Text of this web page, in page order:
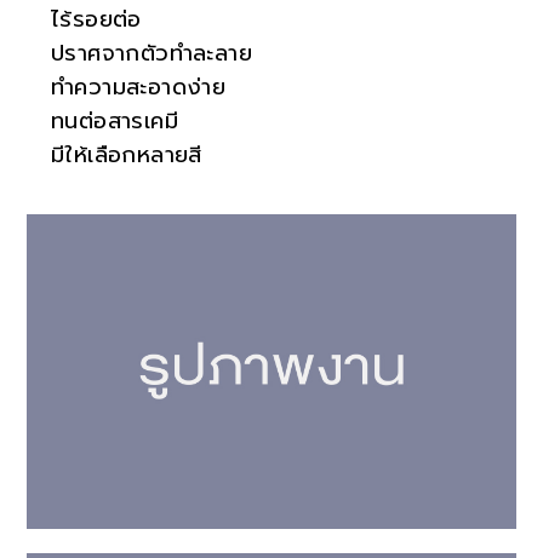
ไร้รอยต่อ
ปราศจากตัวทำละลาย
ทำความสะอาดง่าย
ทนต่อสารเคมี
มีให้เลือกหลายสี